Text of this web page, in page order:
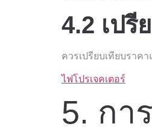
4.2 เป
ควรเปรียบเทียบรา
ไฟโปรเจคเตอร์
5. กา